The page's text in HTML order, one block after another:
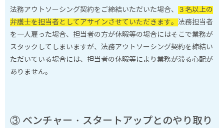
法務アウトソーシング契約をご締結いただいた場合、
３名以上の
弁護士を担当者としてアサインさせていただきます。 法務担当者
を一人雇った場合、担当者の方が休暇等の場合にはそこで業務が
スタックしてしまいますが、法務アウトソーシング契約を締結い
ただいている場合には、担当者の休暇等により業務が滞る心配が
ありません。
③ ベンチャー・スタートアップとのやり取り